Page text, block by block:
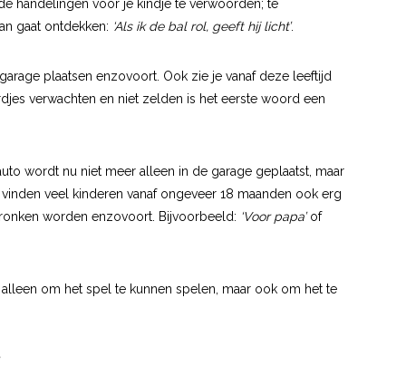
handelingen voor je kindje te verwoorden; te
gaat ontdekken: ‘Als ik de bal rol, geeft hij licht’.
plaatsen enzovoort. Ook zie je vanaf deze leeftijd
verwachten en niet zelden is het eerste woord een
wordt nu niet meer alleen in de garage geplaatst, maar
veel kinderen vanaf ongeveer 18 maanden ook erg
worden enzovoort. Bijvoorbeeld: ‘Voor papa’of
om het spel te kunnen spelen, maar ook om het te